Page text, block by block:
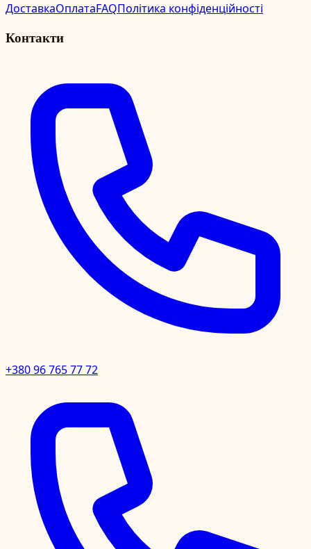
ДоставкаОплатаFAQПолітика конфіденційності
Контакти
+380 96 765 77 72